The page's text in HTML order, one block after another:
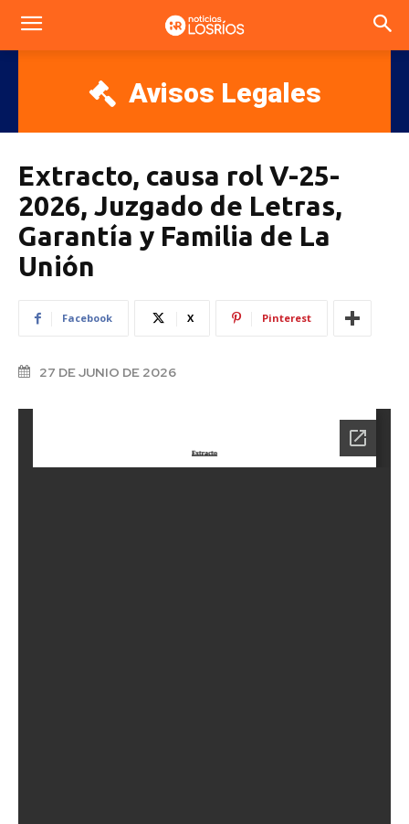
Avisos Legales
Extracto, causa rol V-25-
2026, Juzgado de Letras,
Garantía y Familia de La
Unión
Facebook X Pinterest
27 DE JUNIO DE 2026